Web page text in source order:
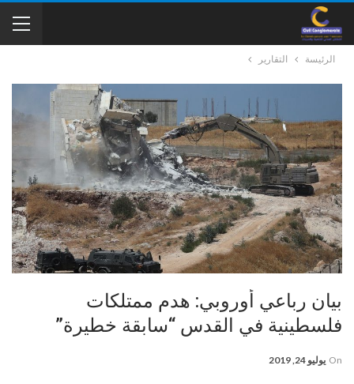
الرئيسة التقارير
بيان رباعي أوروبي: هدم ممتلكات
فلسطينية في القدس “سابقة خطيرة”
On يوليو 24, 2019